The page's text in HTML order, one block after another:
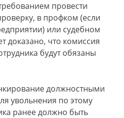
провести
в профком (если
или судебном
доказано, что комиссия
будут обязаны
должностными
увольнения по этому
ранее должно быть